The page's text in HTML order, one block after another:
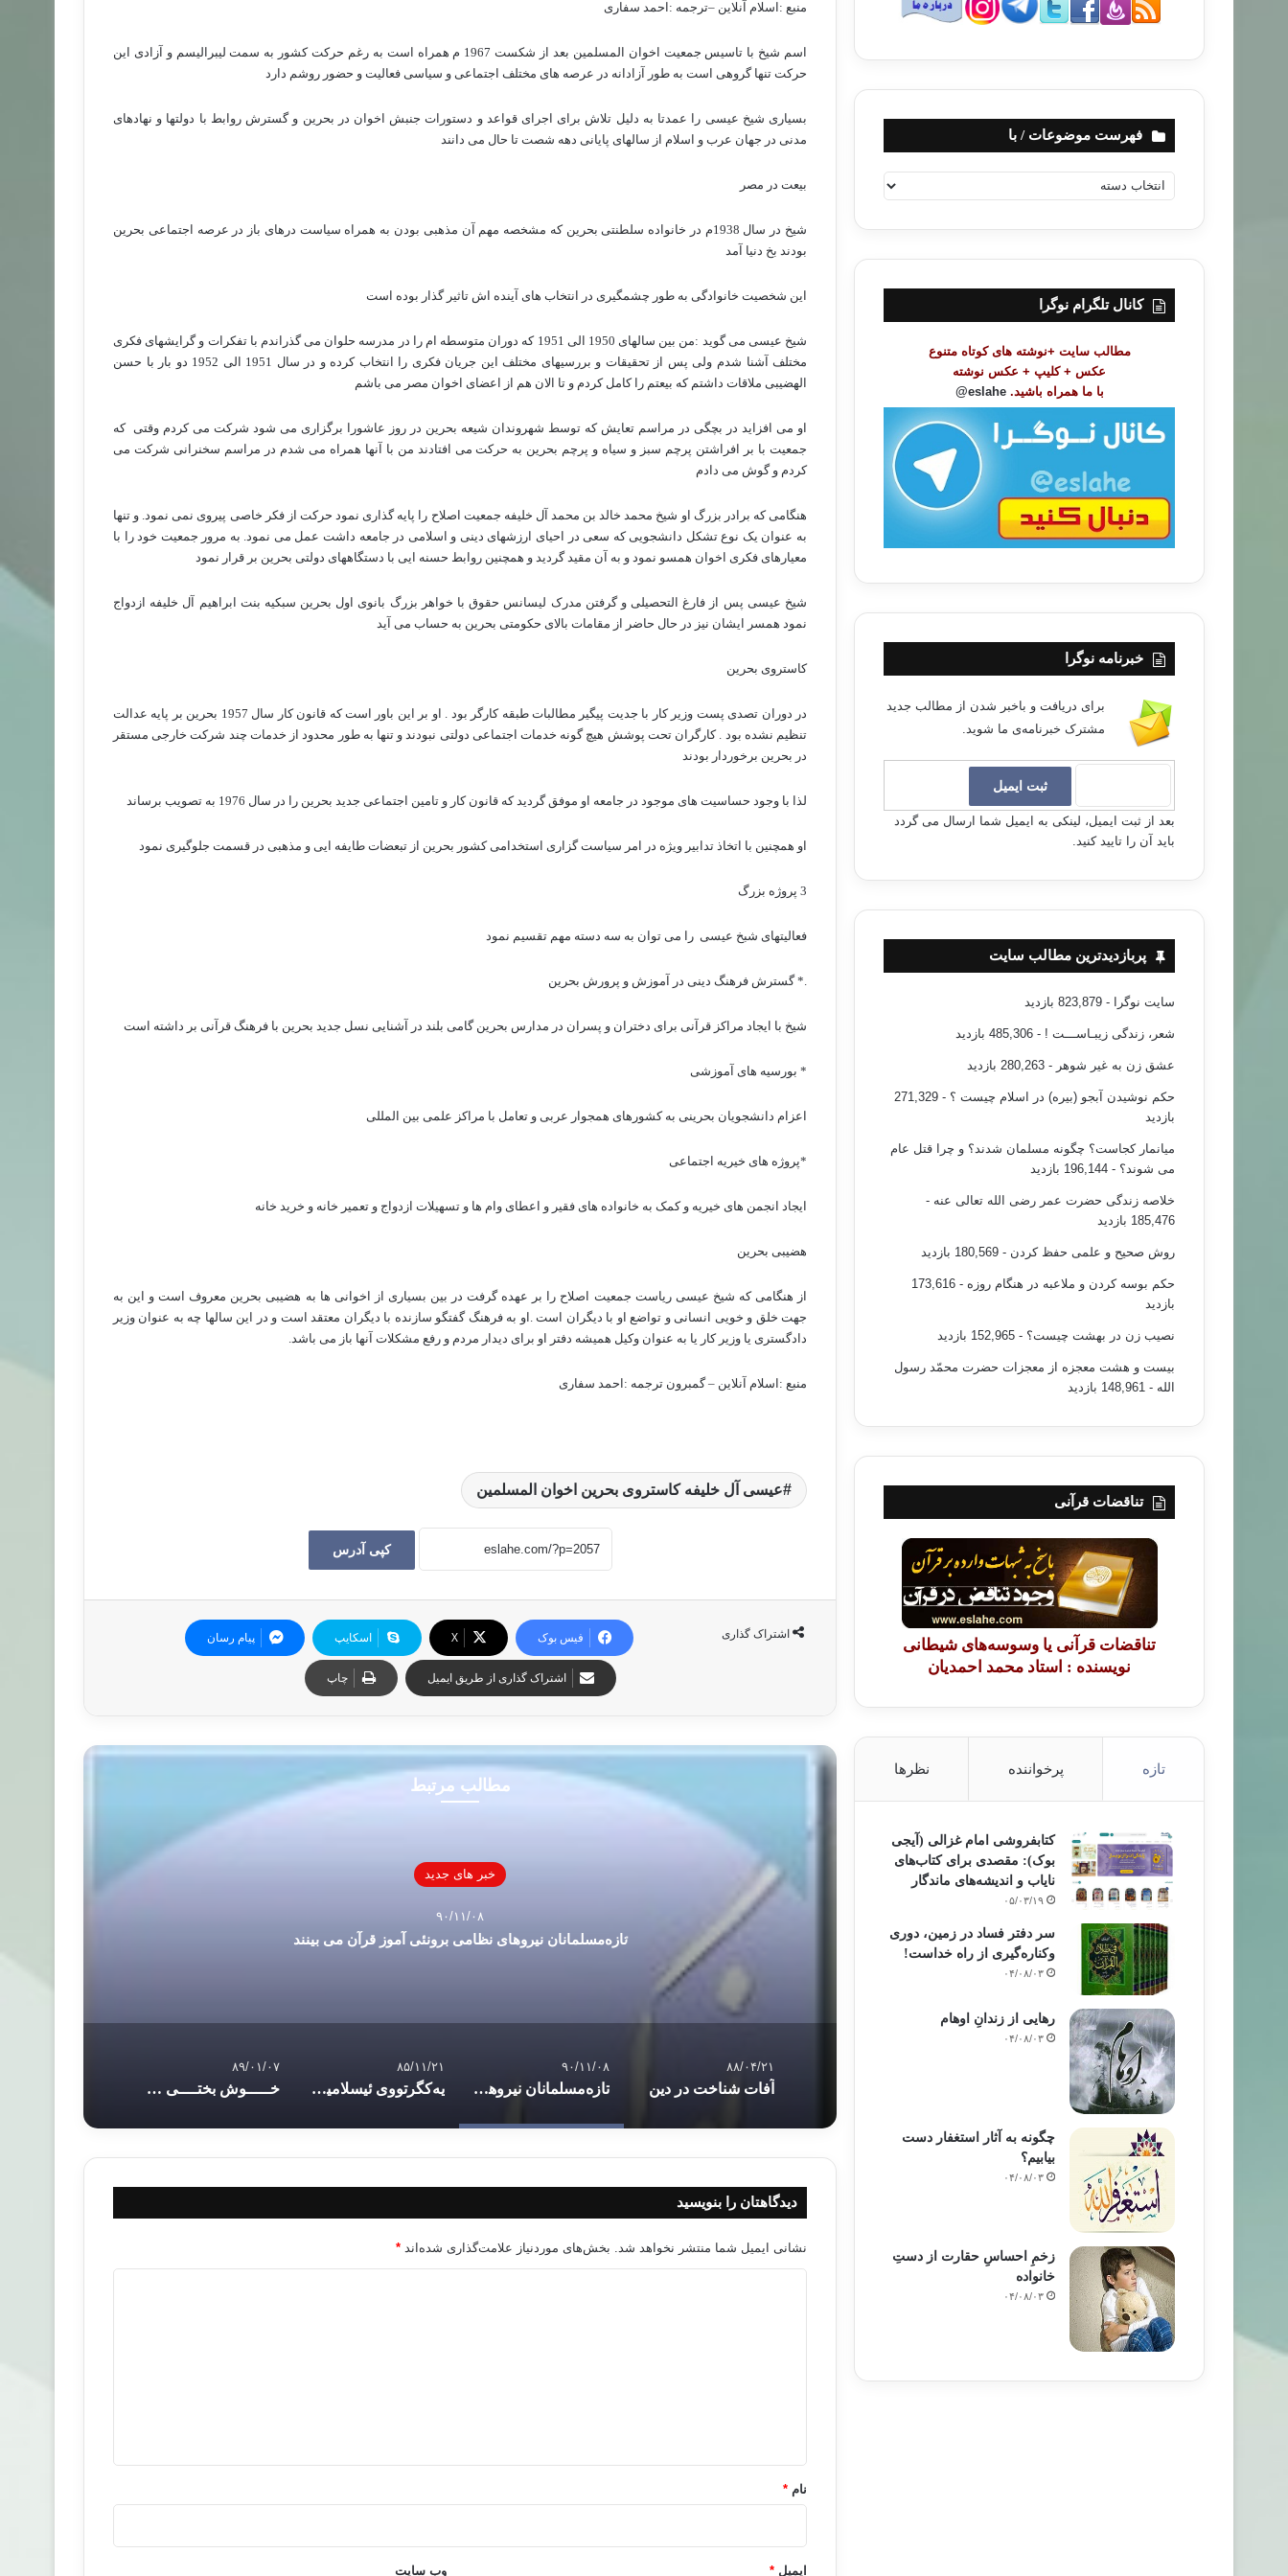
منبع :اسلام آنلاین –ترجمه :احمد سفاری
اسم شیخ با تاسیس جمعیت اخوان المسلمین بعد از شکست 1967 م همراه است به رغم حرکت کشور به سمت لیبرالیسم و آزادی این
حرکت تنها گروهی است به طور آزادانه در عرصه های مختلف اجتماعی و سیاسی فعالیت و حضور روشم دارد
بسیاری شیخ عیسی را عمدتا به دلیل تلاش برای اجرای قواعد و دستورات جنبش اخوان در بحرین و گسترش روابط با دولتها و نهادهای
مدنی در جهان عرب و اسلام از سالهای پایانی دهه شصت تا حال می دانند
بیعت در مصر
شیخ در سال 1938م در خانواده سلطنتی بحرین که مشخصه مهم آن مذهبی بودن به همراه سیاست درهای باز در عرصه اجتماعی بحرین
بودند بخ دنیا آمد
این شخصیت خانوادگی به طور چشمگیری در انتخاب های آینده اش تاثیر گذار بوده است
شیخ عیسی می گوید :من بین سالهای 1950 الی 1951 که دوران متوسطه ام را در مدرسه حلوان می گذراندم با تفکرات و گرایشهای فکری
مختلف آشنا شدم ولی پس از تحقیقات و بررسیهای مختلف این جریان فکری را انتخاب کرده و در سال 1951 الی 1952 دو بار با حسن
الهضیبی ملاقات داشتم که بیعتم را کامل کردم و تا الان هم از اعضای اخوان مصر می باشم
او می افزاید در بچگی در مراسم تعایش که توسط شهروندان شیعه بحرین در روز عاشورا برگزاری می شود شرکت می کردم وقتی که
جمعیت با بر افراشتن پرچم سبز و سیاه و پرچم بحرین به حرکت می افتادند من با آنها همراه می شدم در مراسم سخنرانی شرکت می
کردم و گوش می دادم
هنگامی که برادر بزرگ او شیخ محمد خالد بن محمد آل خلیفه جمعیت اصلاح را پایه گذاری نمود حرکت از فکر خاصی پیروی نمی نمود. و تنها
به عنوان یک نوع تشکل دانشجویی که سعی در احیای ارزشهای دینی و اسلامی در جامعه داشت عمل می نمود. به مرور جمعیت خود را با
معیارهای فکری اخوان همسو نمود و به آن مقید گردید و همچنین روابط حسنه ایی با دستگاههای دولتی بحرین بر قرار نمود
شیخ عیسی پس از فارغ التحصیلی و گرفتن مدرک لیسانس حقوق با خواهر بزرگ بانوی اول بحرین سبکیه بنت ابراهیم آل خلیفه ازدواج
نمود همسر ایشان نیز در حال حاضر از مقامات بالای حکومتی بحرین به حساب می آید
کاستروی بحرین
در دوران تصدی پست وزیر کار با جدیت پیگیر مطالبات طبقه کارگر بود . او بر این باور است که قانون کار سال 1957 بحرین بر پایه عدالت
تنظیم نشده بود . کارگران تحت پوشش هیچ گونه خدمات اجتماعی دولتی نبودند و تنها به طور محدود از خدمات چند شرکت خارجی مستقر
در بحرین برخوردار بودند
لذا با وجود حساسیت های موجود در جامعه او موفق گردید که قانون کار و تامین اجتماعی جدید بحرین را در سال 1976 به تصویب برساند
او همچنین با اتخاذ تدابیر ویژه در امر سیاست گزاری استخدامی کشور بحرین از تبعضات طایفه ایی و مذهبی در قسمت جلوگیری نمود
3 پروژه بزرگ
فعالیتهای شبخ عیسی را می توان به سه دسته مهم تقسیم نمود
.* گسترش فرهنگ دینی در آموزش و پرورش بحرین
شیخ با ایجاد مراکز قرآنی برای دختران و پسران در مدارس بحرین گامی بلند در آشنایی نسل جدید بحرین با فرهنگ قرآنی بر داشته است
* بورسیه های آموزشی
اعزام دانشجویان بحرینی به کشورهای همجوار عربی و تعامل با مراکز علمی بین المللی
*پروژه های خیریه اجتماعی
ایجاد انجمن های خیریه و کمک به خانواده های فقیر و اعطای وام ها و تسهیلات ازدواج و تعمیر خانه و خرید خانه
هضیبی بحرین
از هنگامی که شیخ عیسی ریاست جمعیت اصلاح را بر عهده گرفت در بین بسیاری از اخوانی ها به هضیبی بحرین معروف است و این به
جهت خلق و خویی انسانی و تواضع او با دیگران است .او به فرهنگ گفتگو سازنده با دیگران معتقد است و در این سالها چه به عنوان وزیر
دادگستری یا وزیر کار یا به عنوان وکیل همیشه دفتر او برای دیدار مردم و رفع مشکلات آنها باز می باشد.
منبع :اسلام آنلاین – گمبرون ترجمه :احمد سفاری
عیسی آل خلیفه کاستروی بحرین اخوان المسلمین
کپی آدرس
اشتراک گذاری فیس بوک X اسکایپ پیام رسان
اشتراک گذاری از طریق ایمیل چاپ
مطالب مرتبط
آفات شناخت در دین
خبر های جدید
۹۰/۱۱/۰۸
تازه‌مسلمانان نیروهای نظامی برونئی آموز قرآن می بینند
۸۸/۰۴/۲۱
آفات شناخت در دین
۹۰/۱۱/۰۸
تازه‌مسلمانان نیروهای نظامی برونئی آموز قرآن می بینند
۸۵/۱۱/۲۱
یه‌کگرتووى ئیسلامیى کوردستان
۸۹/۰۱/۰۷
خـــــوش بختــــی – تحقيقی در مورد واژه قرآنی رضايت
دیدگاهتان را بنویسید
نشانی ایمیل شما منتشر نخواهد شد. بخش‌های موردنیاز علامت‌گذاری شده‌اند *
نام *
ایمیل * وب‌ سایت
فهرست موضوعات / با
ه
ت
ض
کانال تلگرام نوگرا
مطالب سایت +نوشته های کوتاه متنوع
عکس + کلیپ + عکس نوشته
با ما همراه باشید. eslahe@
خبرنامه نوگرا
برای دریافت و باخبر شدن از مطالب جدید
مشترک خبرنامه‌ی ما شوید.
بعد از ثبت ایمیل، لینکی به ایمیل شما ارسال می گردد
باید آن را تایید کنید.
پربازدیدترین مطالب سایت
سایت نوگرا - 823,879 بازدید
شعر، زندگی زیبـاســـت ! - 485,306 بازدید
عشق زن به غیر شوهر - 280,263 بازدید
حکم نوشیدن آبجو (بیره) در اسلام چیست ؟
- 271,329
بازدید
میانمار کجاست؟ چگونه مسلمان شدند؟ و چرا قتل عام
می شوند؟ - 196,144 بازدید
خلاصه زندگی حضرت عمر رضی الله تعالی عنه -
185,476 بازدید
روش صحیح و علمی حفظ کردن - 180,569 بازدید
حکم بوسه کردن و ملاعبه در هنگام روزه
- 173,616
بازدید
نصیب زن در بهشت چیست؟ - 152,965 بازدید
بیست و هشت معجزه از معجزات حضرت محمّد رسول
الله - 148,961 بازدید
تناقضات قرآنی
تناقضات قرآنی یا وسوسه‌های شیطانی
نویسنده : استاد محمد احمدیان
تازه پرخواننده نظرها
کتابفروشی امام غزالی (آیجی
بوک): مقصدی برای کتاب‌های
نایاب و اندیشه‌های ماندگار
۰۵/۰۳/۱۹
سر دفتر فساد در زمین‌، دوری
وکناره‌گیری از راه خداست‌!
۰۴/۰۸/۰۳
رهایی از زندانِ اوهام
۰۴/۰۸/۰۳
چگونه به آثار استغفار دست
بیابیم؟
۰۴/۰۸/۰۳
زخمِ احساسِ حقارت از دستِ
خانواده
۰۴/۰۸/۰۳